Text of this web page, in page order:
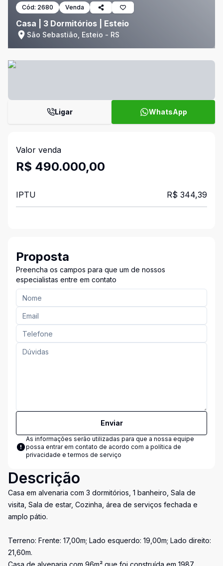
Cód: 2680 Venda
Casa | 3 Dormitórios | Esteio
São Sebastião, Esteio - RS
Ligar WhatsApp
Valor venda
R$ 490.000,00
IPTU R$ 344,39
Proposta
Preencha os campos para que um de nossos
especialistas entre em contato
Enviar
As informações serão utilizadas para que a nossa equipe
possa entrar em contato de acordo com a política de
privacidade e termos de serviço
Descrição
Casa em alvenaria com 3 dormitórios, 1 banheiro, Sala de
visita, Sala de estar, Cozinha, área de serviços fechada e
amplo pátio.
Terreno: Frente: 17,00m; Lado esquerdo: 19,00m; Lado direito:
21,60m.
Casa de alvenaria com 96m² que foi construída em 1987.